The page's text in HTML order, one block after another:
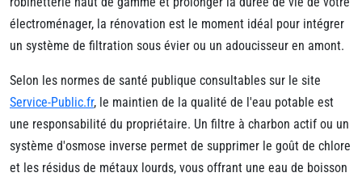
électroménager, la rénovation est le moment idéal pour intégrer
un système de filtration sous évier ou un adoucisseur en amont.
Selon les normes de santé publique consultables sur le site
Service-Public.fr, le maintien de la qualité de l'eau potable est
une responsabilité du propriétaire. Un filtre à charbon actif ou un
système d'osmose inverse permet de supprimer le goût de chlore
et les résidus de métaux lourds, vous offrant une eau de boisson